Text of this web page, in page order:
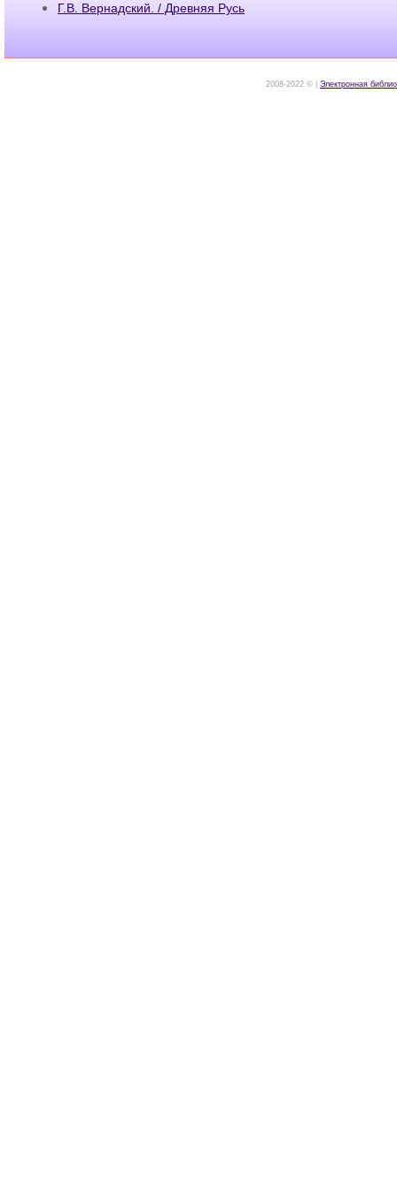
Г.В. Вернадский. / Древняя Русь
2008-2022 © | Электронная